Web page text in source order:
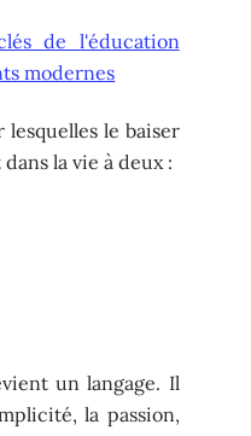
de l'éducation
modernes
le baiser
la vie à deux :
un langage. Il
la passion,